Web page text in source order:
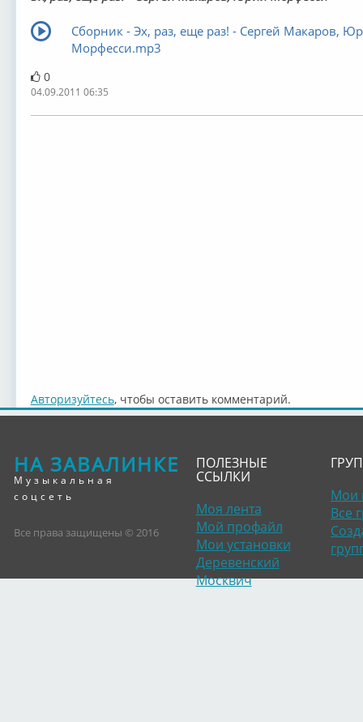
Сборник - Эх, раз, еще раз! - Сергей Макаров,
Морфесси.mp3
0
04.09.2011 06:35
Авторизуйтесь, чтобы оставить комментарий.
НА ЗАВАЛИНКЕ
Музыкальная
соцсеть
Все права защищены © 2016
ПОЛЕЗНЫЕ
ССЫЛКИ
Моя лента
Мой профайл
Мои установки
Деревенский
Москвич
Мои
Все